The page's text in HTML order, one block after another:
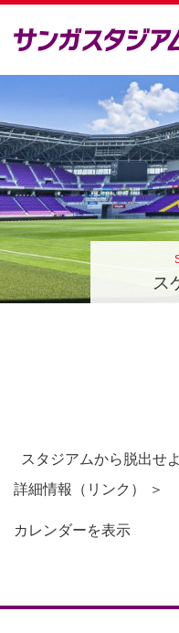
ス
スタジアムから脱出せ
詳細情報（リンク） ＞
カレンダーを表示